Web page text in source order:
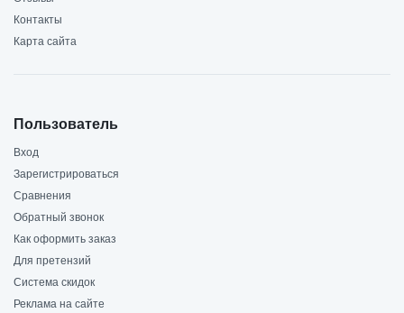
Контакты
Карта сайта
Пользователь
Вход
Зарегистрироваться
Сравнения
Обратный звонок
Как оформить заказ
Для претензий
Система скидок
Реклама на сайте